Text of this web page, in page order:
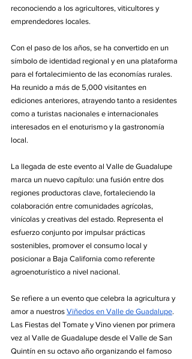
reconociendo a los agricultores, viticultores y
emprendedores locales.
Con el paso de los años, se ha convertido en un
símbolo de identidad regional y en una plataforma
para el fortalecimiento de las economías rurales.
Ha reunido a más de 5,000 visitantes en
ediciones anteriores, atrayendo tanto a residentes
como a turistas nacionales e internacionales
interesados en el enoturismo y la gastronomía
local.
La llegada de este evento al Valle de Guadalupe
marca un nuevo capítulo: una fusión entre dos
regiones productoras clave, fortaleciendo la
colaboración entre comunidades agrícolas,
vinícolas y creativas del estado. Representa el
esfuerzo conjunto por impulsar prácticas
sostenibles, promover el consumo local y
posicionar a Baja California como referente
agroenoturístico a nivel nacional.
Se refiere a un evento que celebra la agricultura y
amor a nuestros Viñedos en Valle de Guadalupe.
Las Fiestas del Tomate y Vino vienen por primera
vez al Valle de Guadalupe desde el Valle de San
Quintín en su octavo año organizando el famoso